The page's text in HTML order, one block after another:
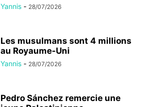
Yannis - 28/07/2026
Les musulmans sont 4 millions
au Royaume-Uni
Yannis - 28/07/2026
Pedro Sánchez remercie une